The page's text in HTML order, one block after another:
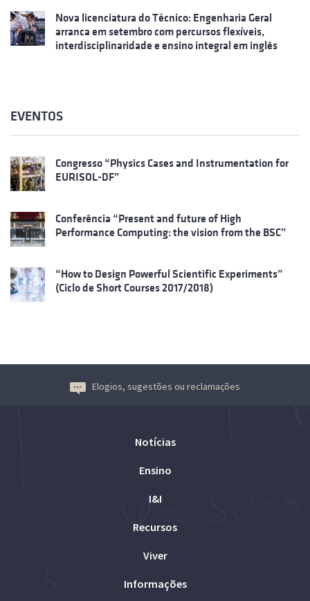
Nova licenciatura do Técnico: Engenharia Geral
arranca em setembro com percursos flexíveis,
interdisciplinaridade e ensino integral em inglês
EVENTOS
Congresso “Physics Cases and Instrumentation for
EURISOL-DF”
Conferência “Present and future of High
Performance Computing: the vision from the BSC”
“How to Design Powerful Scientific Experiments”
(Ciclo de Short Courses 2017/2018)
Elogios, sugestões ou reclamações
Notícias
Ensino
I&I
Recursos
Viver
Informações